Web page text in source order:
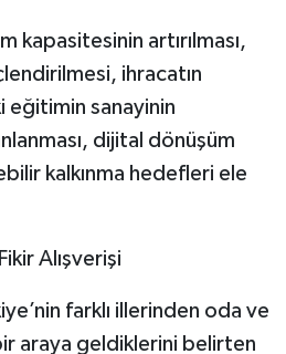
kapasitesinin artırılması,
ihracatın
eğitimin sanayinin
dijital dönüşüm
kalkınma hedefleri ele
Alışverişi
farklı illerinden oda ve
araya geldiklerini belirten